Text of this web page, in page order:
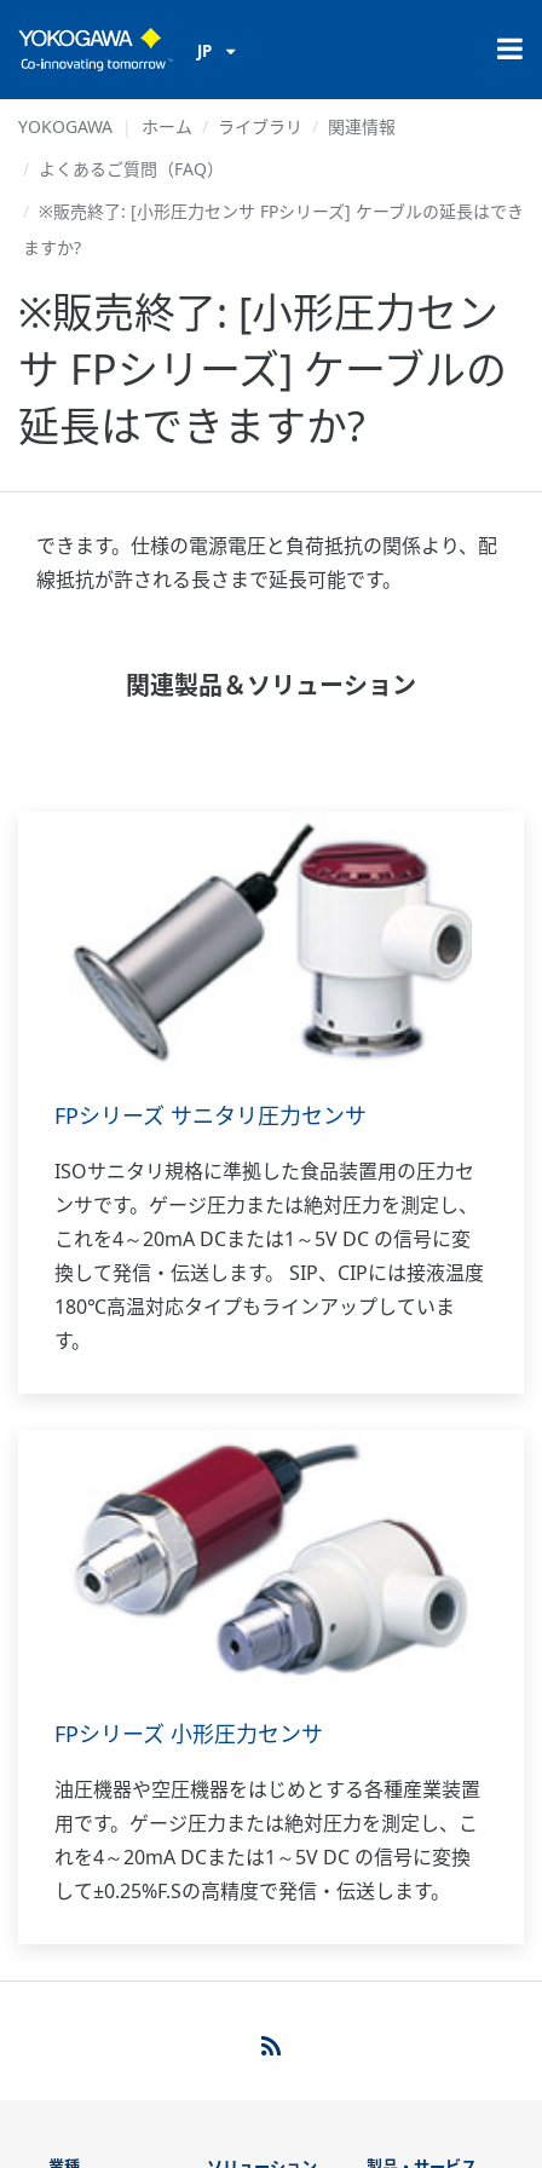
JP
YOKOGAWA ホーム ライブラリ
関連情報
よくあるご質問（FAQ）
※販売終了: [小形圧力センサ FPシリーズ] ケーブルの延長はでき
ますか?
※販売終了: [小形圧力セン
サ FPシリーズ] ケーブルの
延長はできますか?
できます。仕様の電源電圧と負荷抵抗の関係より、配
線抵抗が許される長さまで延長可能です。
関連製品＆ソリューション
FPシリーズ サニタリ圧力センサ
ISOサニタリ規格に準拠した食品装置用の圧力セ
ンサです。ゲージ圧力または絶対圧力を測定し、
これを4～20mA DCまたは1～5V DC の信号に変
換して発信・伝送します。 SIP、CIPには接液温度
180℃高温対応タイプもラインアップしていま
す。
FPシリーズ 小形圧力センサ
油圧機器や空圧機器をはじめとする各種産業装置
用です。ゲージ圧力または絶対圧力を測定し、こ
れを4～20mA DCまたは1～5V DC の信号に変換
して±0.25%F.Sの高精度で発信・伝送します。